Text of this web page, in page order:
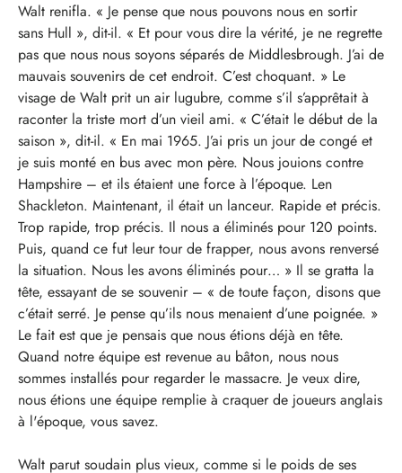
Walt renifla. « Je pense que nous pouvons nous en sortir
sans Hull », dit-il. « Et pour vous dire la vérité, je ne regrette
pas que nous nous soyons séparés de Middlesbrough. J’ai de
mauvais souvenirs de cet endroit. C’est choquant. » Le
visage de Walt prit un air lugubre, comme s’il s’apprêtait à
raconter la triste mort d’un vieil ami. « C’était le début de la
saison », dit-il. « En mai 1965. J’ai pris un jour de congé et
je suis monté en bus avec mon père. Nous jouions contre
Hampshire – et ils étaient une force à l’époque. Len
Shackleton. Maintenant, il était un lanceur. Rapide et précis.
Trop rapide, trop précis. Il nous a éliminés pour 120 points.
Puis, quand ce fut leur tour de frapper, nous avons renversé
la situation. Nous les avons éliminés pour… » Il se gratta la
tête, essayant de se souvenir – « de toute façon, disons que
c’était serré. Je pense qu’ils nous menaient d’une poignée. »
Le fait est que je pensais que nous étions déjà en tête.
Quand notre équipe est revenue au bâton, nous nous
sommes installés pour regarder le massacre. Je veux dire,
nous étions une équipe remplie à craquer de joueurs anglais
à l'époque, vous savez.
Walt parut soudain plus vieux, comme si le poids de ses